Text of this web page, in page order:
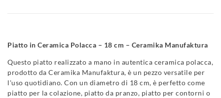
Piatto in Ceramica Polacca – 18 cm – Ceramika Manufaktura
Questo piatto realizzato a mano in autentica ceramica polacca,
prodotto da Ceramika Manufaktura, è un pezzo versatile per
l'uso quotidiano. Con un diametro di 18 cm, è perfetto come
piatto per la colazione, piatto da pranzo, piatto per contorni o